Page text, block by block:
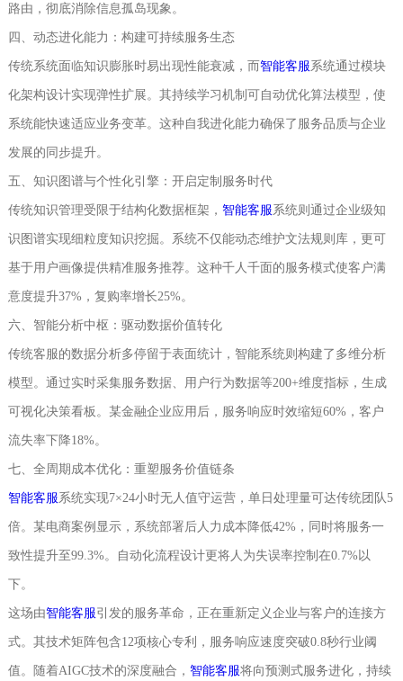
路由，彻底消除信息孤岛现象。
四、动态进化能力：构建可持续服务生态
传统系统面临知识膨胀时易出现性能衰减，而智能客服系统通过模块
化架构设计实现弹性扩展。其持续学习机制可自动优化算法模型，使
系统能快速适应业务变革。这种自我进化能力确保了服务品质与企业
发展的同步提升。
五、知识图谱与个性化引擎：开启定制服务时代
传统知识管理受限于结构化数据框架， 智能客服系统则通过企业级知
识图谱实现细粒度知识挖掘。系统不仅能动态维护文法规则库，更可
基于用户画像提供精准服务推荐。这种千人千面的服务模式使客户满
意度提升37%，复购率增长25%。
六、智能分析中枢：驱动数据价值转化
传统客服的数据分析多停留于表面统计，智能系统则构建了多维分析
模型。通过实时采集服务数据、用户行为数据等200+维度指标，生成
可视化决策看板。某金融企业应用后，服务响应时效缩短60%，客户
流失率下降18%。
七、全周期成本优化：重塑服务价值链条
智能客服系统实现7×24小时无人值守运营，单日处理量可达传统团队5
倍。某电商案例显示，系统部署后人力成本降低42%，同时将服务一
致性提升至99.3%。自动化流程设计更将人为失误率控制在0.7%以
下。
这场由智能客服引发的服务革命，正在重新定义企业与客户的连接方
式。其技术矩阵包含12项核心专利，服务响应速度突破0.8秒行业阈
值。随着AIGC技术的深度融合， 智能客服将向预测式服务进化，持续